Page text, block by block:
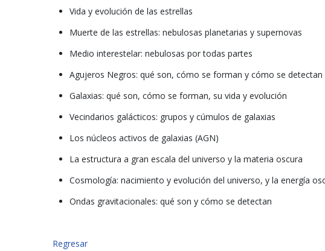
Vida y evolución de las estrellas
Muerte de las estrellas: nebulosas planetarias y supernovas
Medio interestelar: nebulosas por todas partes
Agujeros Negros: qué son, cómo se forman y cómo se detectan
Galaxias: qué son, cómo se forman, su vida y evolución
Vecindarios galácticos: grupos y cúmulos de galaxias
Los núcleos activos de galaxias (AGN)
La estructura a gran escala del universo y la materia oscura
Cosmología: nacimiento y evolución del universo, y la energía
Ondas gravitacionales: qué son y cómo se detectan
Regresar